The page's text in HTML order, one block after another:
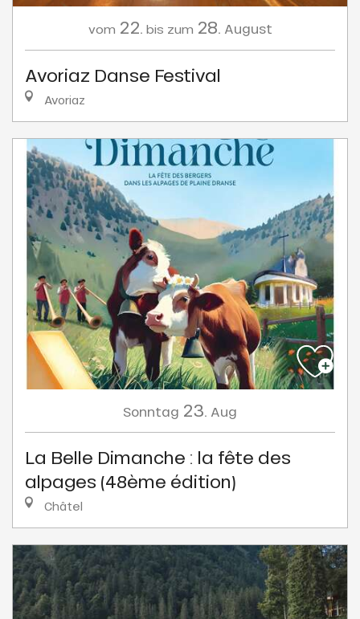
vom 22. bis zum 28. August
Avoriaz Danse Festival
Avoriaz
Sonntag 23. Aug
La Belle Dimanche : la fête des
alpages (48ème édition)
Châtel